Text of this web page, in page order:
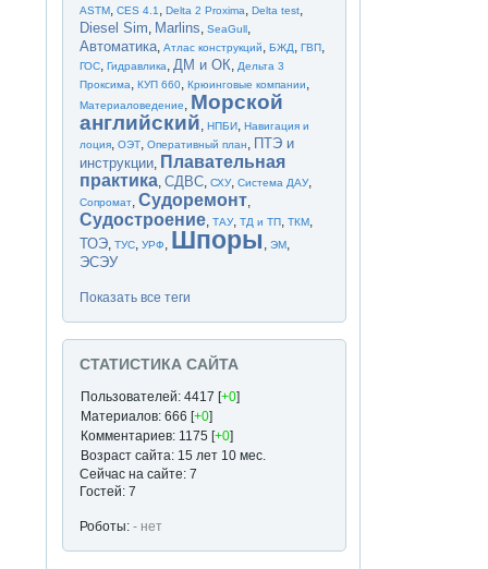
ASTM,CES 4.1 ,Delta 2 Proxima,Delta test,
Diesel Sim, Marlins,SeaGull,
Автоматика,Атлас конструкций,БЖД,ГВП,
ГОС,Гидравлика,ДМ и ОК,Дельта 3
Проксима,КУП 660,Крюинговые компании,
Материаловедение, Морской
английский,НПБИ,Навигация и
лоция,ОЭТ,Оперативный план, ПТЭ и
инструкции, Плавательная
практика,СДВС,СХУ,Система ДАУ,
Сопромат,Судоремонт,
Судостроение,ТАУ,ТД и ТП,ТКМ,
ТОЭ,ТУС,УРФ, Шпоры ,ЭМ,
ЭСЭУ
Показать все теги
СТАТИСТИКА САЙТА
Пользователей: 4417 [+0]
Материалов: 666 [+0]
Комментариев: 1175 [+0]
Возраст сайта: 15 лет 10 мес.
Сейчас на сайте: 7
Гостей: 7
Роботы:- нет